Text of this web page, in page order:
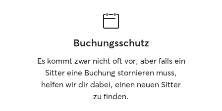
Buchungsschutz
Es kommt zwar nicht oft vor, aber falls ein
Sitter eine Buchung stornieren muss,
helfen wir dir dabei, einen neuen Sitter
zu finden.